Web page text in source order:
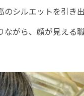
シルエットを引き
がら、顔が見える